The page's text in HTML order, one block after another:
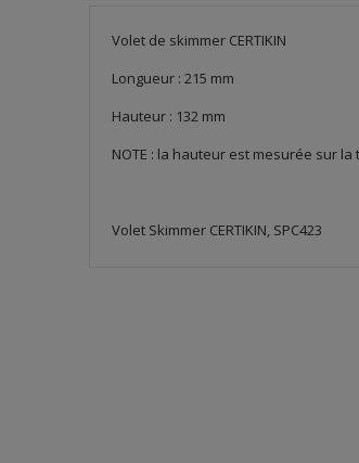
Volet de skimmer CERTIKIN
Longueur : 215 mm
Hauteur : 132 mm
NOTE : la hauteur est mesurée sur
Volet Skimmer CERTIKIN, SPC423